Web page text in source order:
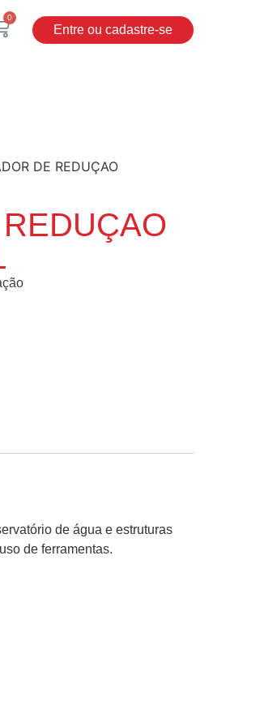
0
Entre ou cadastre-se
DE REDUÇAO
de água e estruturas
de ferramentas.